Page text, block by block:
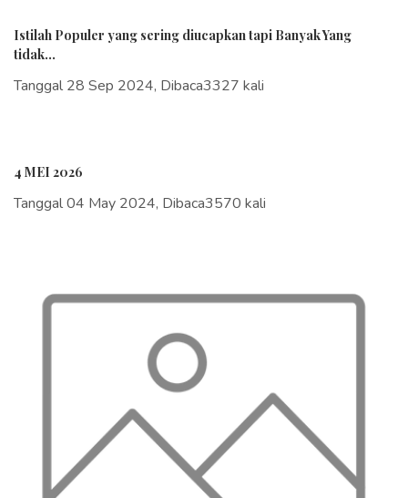
Istilah Populer yang sering diucapkan tapi Banyak Yang
tidak...
Tanggal 28 Sep 2024, Dibaca3327 kali
4 MEI 2026
Tanggal 04 May 2024, Dibaca3570 kali